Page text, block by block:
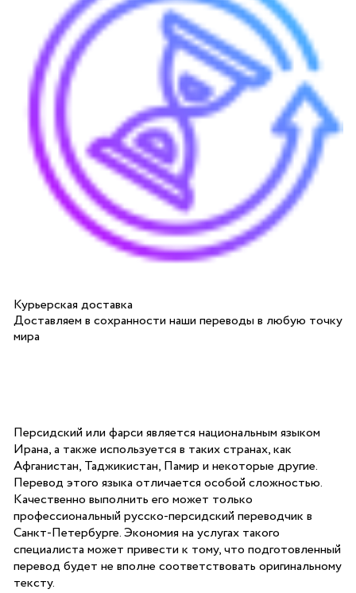
Курьерская доставка
Доставляем в сохранности наши переводы в любую точку
мира
Персидский или фарси является национальным языком
Ирана, а также используется в таких странах, как
Афганистан, Таджикистан, Памир и некоторые другие.
Перевод этого языка отличается особой сложностью.
Качественно выполнить его может только
профессиональный русско-персидский переводчик в
Санкт-Петербурге. Экономия на услугах такого
специалиста может привести к тому, что подготовленный
перевод будет не вполне соответствовать оригинальному
тексту.